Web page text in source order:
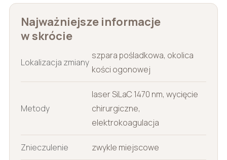
Najważniejsze informacje
w skrócie
Lokalizacja zmiany
szpara pośladkowa, okolica
kości ogonowej
Metody
laser SiLaC 1470 nm, wycięcie
chirurgiczne,
elektrokoagulacja
Znieczulenie zwykle miejscowe